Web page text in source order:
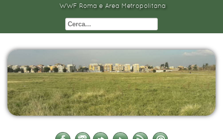
WWF Roma e Area Metropolitana